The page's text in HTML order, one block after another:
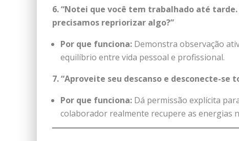
6. “Notei que você tem trabalhado até
precisamos repriorizar algo?”
Por que funciona: Demonstra observação
equilíbrio entre vida pessoal e profissional.
7. “Aproveite seu descanso e desconecte-
Por que funciona: Dá permissão explícita
colaborador realmente recupere as energias